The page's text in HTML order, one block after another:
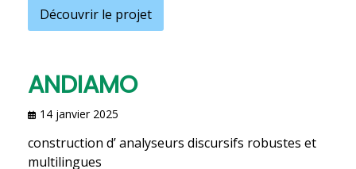
Découvrir le projet
ANDIAMO
14 janvier 2025
construction d’ analyseurs discursifs robustes et
multilingues